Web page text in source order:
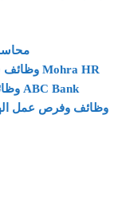
محاسب
وظائف سكرتارية فى شركة Mohra HR
وظائف وفرص عمل فى ABC Bank
وظائف وفرص عمل